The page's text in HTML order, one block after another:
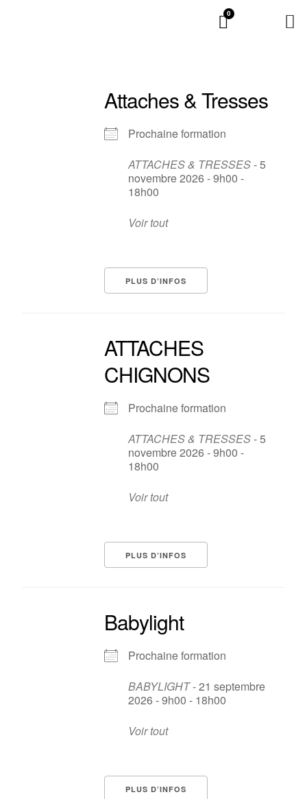
0
Attaches & Tresses
Prochaine formation
ATTACHES & TRESSES- 5
novembre 2026 - 9h00 -
18h00
Voir tout
PLUS D’INFOS
ATTACHES
CHIGNONS
Prochaine formation
ATTACHES & TRESSES- 5
novembre 2026 - 9h00 -
18h00
Voir tout
PLUS D’INFOS
Babylight
Prochaine formation
BABYLIGHT- 21 septembre
2026 - 9h00 - 18h00
Voir tout
PLUS D’INFOS